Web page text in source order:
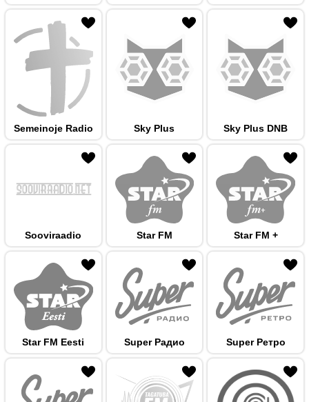
Semeinoje Radio Sky Plus Sky Plus DNB
Sooviraadio Star FM Star FM +
Star FM Eesti Super Радио Super Ретро